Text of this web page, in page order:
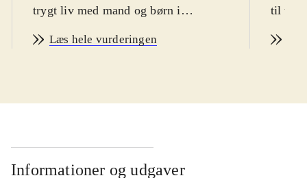
trygt liv med mand og børn i
USA efter at have levet en årrække i
på Elizas liv. Hun bliver kontaktet af
bortførte og voldtog hende, da hun
var 15, og som nu sidder på
Læs hele vurderingen
til to
Informationer og udgaver